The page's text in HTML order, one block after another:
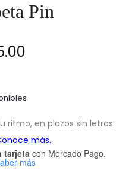
Pin
tarjeta con Mercado Pago.
más